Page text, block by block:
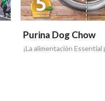
Purina Dog Chow
¡Abrazeeeero! Volumen 2